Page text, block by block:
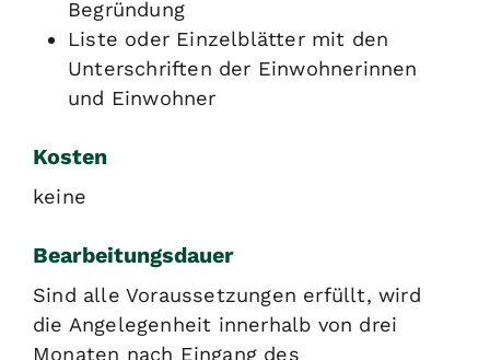
Begründung
Liste oder Einzelblätter mit den
Unterschriften der Einwohnerinnen
und Einwohner
Kosten
keine
Bearbeitungsdauer
Sind alle Voraussetzungen erfüllt, wird
die Angelegenheit innerhalb von drei
Monaten nach Eingang des